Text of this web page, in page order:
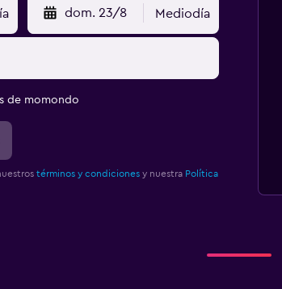
dom. 23/8 Mediodía
de momondo
términos y condicionesy nuestra Política